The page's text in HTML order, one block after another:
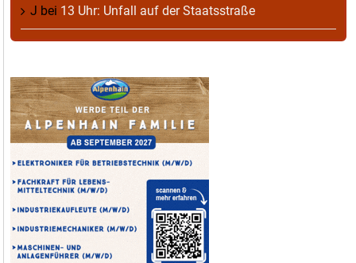
J bei 13 Uhr: Unfall auf der Staatsstraße